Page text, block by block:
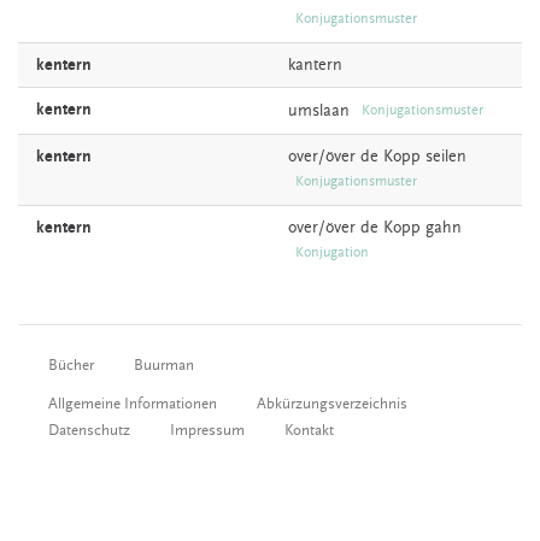
Konjugationsmuster
kentern kantern
kentern umslaan Konjugationsmuster
kentern over/över de Kopp seilen
Konjugationsmuster
kentern over/över de Kopp gahn
Konjugation
Bücher Buurman
Allgemeine Informationen
Abkürzungsverzeichnis
Datenschutz
Impressum Kontakt